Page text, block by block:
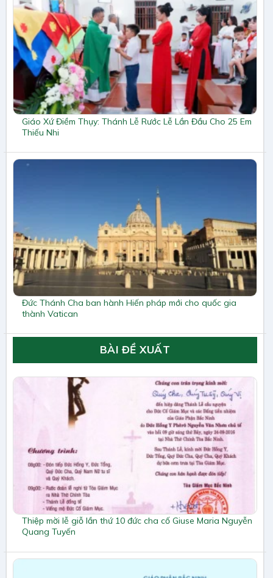
Giáo Xứ Điềm Thụy: Thánh Lễ Rước Lễ Lần Đầu Cho 25 Em
Thiếu Nhi
Đức Thánh Cha ban hành Hiến pháp mới cho quốc gia
thành Vatican
BÀI ĐỀ XUẤT
Thiệp mời lễ giỗ lần thứ 10 đức cha cố Giuse Maria Nguyễn
Quang Tuyến